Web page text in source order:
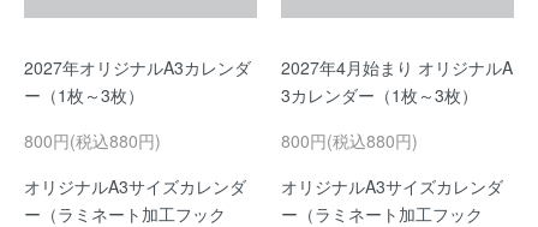
2027年オリジナルA3カレンダ
ー（1枚～3枚）
800円(税込880円)
オリジナルA3サイズカレンダ
ー（ラミネート加工フック
2027年4月始まり オリジナルA
3カレンダー（1枚～3枚）
800円(税込880円)
オリジナルA3サイズカレンダ
ー（ラミネート加工フック